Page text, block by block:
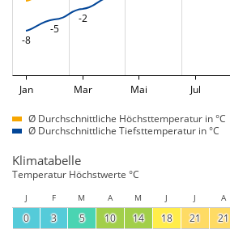
-8
-5
-2
Jan Mar Mai Jul
Ø Durchschnittliche Höchsttemperatur in °C
Ø Durchschnittliche Tiefsttemperatur in °C
Klimatabelle
Temperatur Höchstwerte °C
J F M A M J J A
0 3 5 10 14 18 21 21